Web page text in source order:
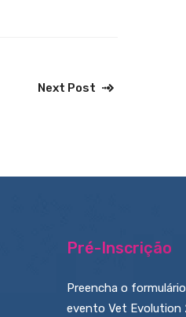
Next Post
Pré-Inscrição
Preencha o
evento Vet Evolution